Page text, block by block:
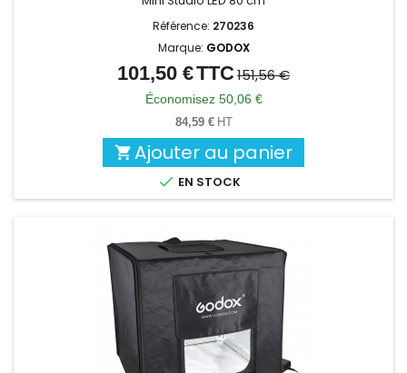
Référence: 270236
Marque: GODOX
Prix
Prix
de
base
101,50 €TTC151,56 €
Économisez 50,06 €
84,59 € HT
 Ajouter au panier
 EN STOCK